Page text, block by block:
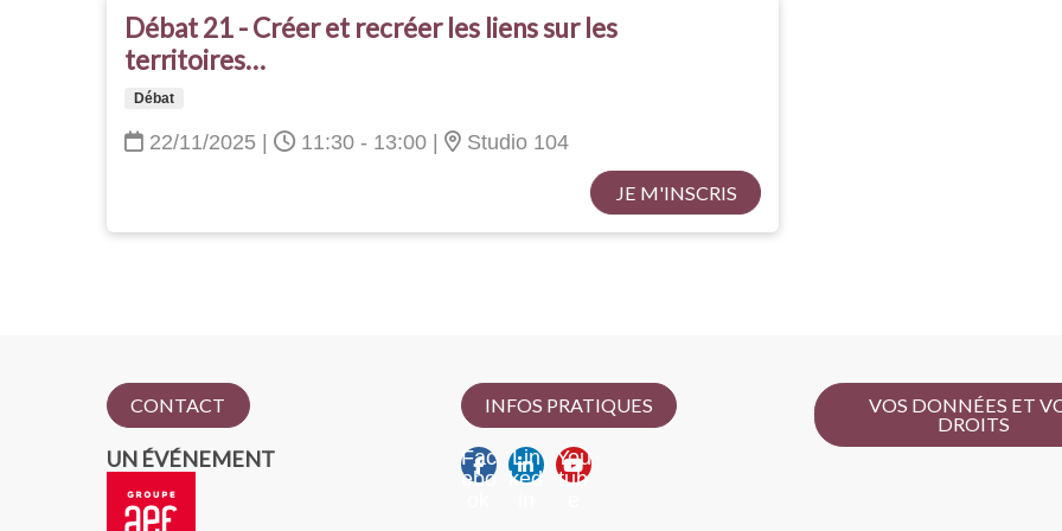
Débat 21 - Créer et recréer les liens sur les
territoires…
Débat
22/11/2025 11:30 - 13:00 Studio 104
JE M'INSCRIS
CONTACT INFOS PRATIQUES
VOS DONNÉES ET
DROITS
UN ÉVÉNEMENT
Fac
ebo
Lin
ked
You
tub